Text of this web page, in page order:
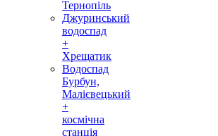
Тернопіль
Джуринський
водоспад
+
Хрещатик
Водоспад
Бурбун,
Малієвецький
+
космічна
станція